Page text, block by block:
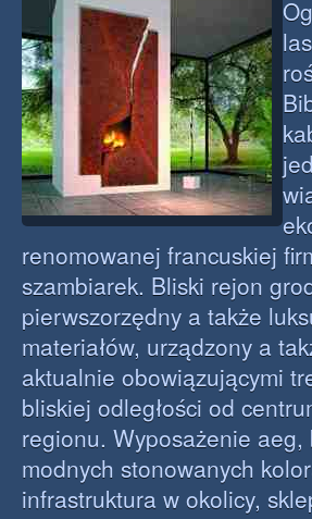
renomowanej francuskiej
szambiarek. Bliski rejon
pierwszorzędny a także
materiałów, urządzony a
aktualnie obowiązującymi
bliskiej odległości od
regionu. Wyposażenie
modnych stonowanych
infrastruktura w okolicy,